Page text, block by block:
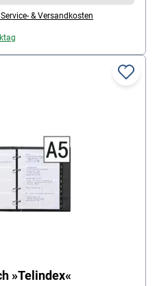
& Versandkosten
»Telindex«